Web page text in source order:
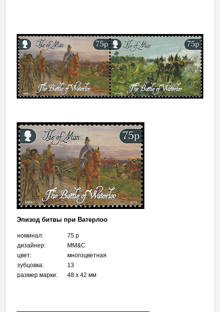
Эпизод битвы при Ватерлоо
номинал:
75 p
дизайнер:
MM&C
цвет:
многоцветная
зубцовка:
13
размер марки:
48 х 42 мм